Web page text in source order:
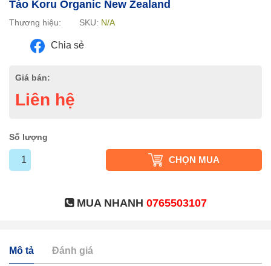
Táo Koru Organic New Zealand
Thương hiệu: SKU: N/A
Chia sẻ
Giá bán:
Liên hệ
Số lượng
CHỌN MUA
MUA NHANH 0765503107
Mô tả Đánh giá